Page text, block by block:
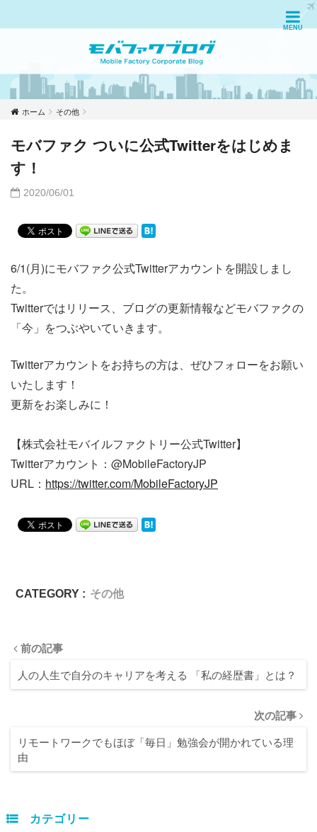
ホーム その他
モバファク ついに公式Twitterをはじめま
す！
2020/06/01
6/1(月)にモバファク公式Twitterアカウントを開設しまし
た。
Twitterではリリース、ブログの更新情報などモバファクの
「今」をつぶやいていきます。
Twitterアカウントをお持ちの方は、ぜひフォローをお願い
いたします！
更新をお楽しみに！
【株式会社モバイルファクトリー公式Twitter】
Twitterアカウント：@MobileFactoryJP
URL： https://twitter.com/MobileFactoryJP
CATEGORY : その他
前の記事
人の人生で自分のキャリアを考える 「私の経歴書」とは？
次の記事
リモートワークでもほぼ「毎日」勉強会が開かれている理
由
カテゴリー